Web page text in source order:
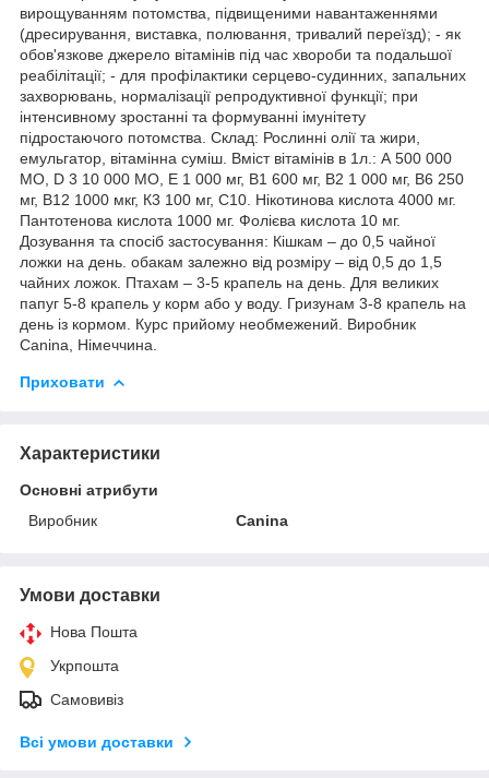
вирощуванням потомства, підвищеними навантаженнями
(дресирування, виставка, полювання, тривалий переїзд); - як
обов'язкове джерело вітамінів під час хвороби та подальшої
реабілітації; - для профілактики серцево-судинних, запальних
захворювань, нормалізації репродуктивної функції; при
інтенсивному зростанні та формуванні імунітету
підростаючого потомства. Склад: Рослинні олії та жири,
емульгатор, вітамінна суміш. Вміст вітамінів в 1л.: А 500 000
МО, D 3 10 000 МО, Е 1 000 мг, В1 600 мг, В2 1 000 мг, В6 250
мг, В12 1000 мкг, К3 100 мг, С10. Нікотинова кислота 4000 мг.
Пантотенова кислота 1000 мг. Фолієва кислота 10 мг.
Дозування та спосіб застосування: Кішкам – до 0,5 чайної
ложки на день. обакам залежно від розміру – від 0,5 до 1,5
чайних ложок. Птахам – 3-5 крапель на день. Для великих
папуг 5-8 крапель у корм або у воду. Гризунам 3-8 крапель на
день із кормом. Курс прийому необмежений. Виробник
Canina, Німеччина.
Приховати
Характеристики
Основні атрибути
Виробник
Canina
Умови доставки
Нова Пошта
Укрпошта
Самовивіз
Всі умови доставки